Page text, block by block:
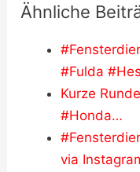
Ähnliche
#Fulda
Kurze
#Honda…
via